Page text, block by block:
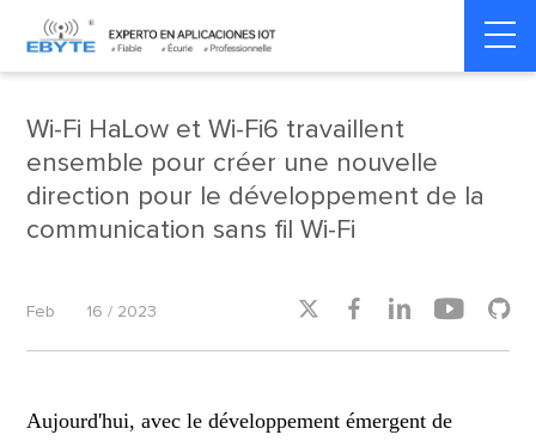
Home > Product dynamics > Product dynamics
Wi-Fi HaLow et Wi-Fi6 travaillent
ensemble pour créer une nouvelle
direction pour le développement de la
communication sans fil Wi-Fi
Feb 16 / 2023     
Aujourd'hui, avec le développement émergent de